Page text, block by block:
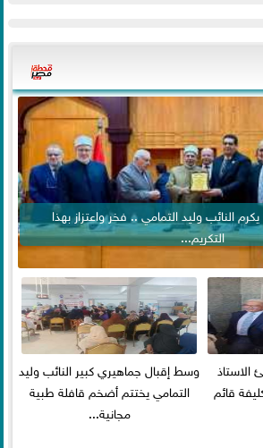
النائب وليد التمامي .. فخر واعتزاز بهذا
التكريم...
الاستاذ
قائم
وسط إقبال جماهيري كبير النائب وليد
التمامي يختتم أضخم قافلة طبية
مجانية...